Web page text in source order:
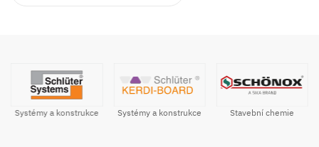
Systémy a konstrukce Systémy a konstrukce Stavební chemie